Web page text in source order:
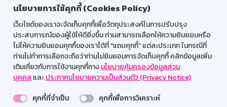
นโยบายการใช้คุกกี้ (Cookies Policy)
เว็บไซต์ของเราจะจัดเก็บคุกกี้เพื่อวัตถุประสงค์ในการปรับปรุง
ประสบการณ์ของผู้ใช้ให้ดียิ่งขึ้น ท่านสามารถเลือกให้ความยินยอมหรือ
ไม่ให้ความยินยอมคุกกี้ของเราได้ที่ "แถบคุกกี้” แต่ละประเภท ในกรณีที่
ท่านไม่ทำการเลือกจะถือว่าท่านไม่ยินยอมการจัดเก็บคุกกี้ คลิกข้อมูลเพิ่ม
เติมเกี่ยวกับการใช้งานคุกกี้ทางนโยบายคุ้มครองข้อมูลส่วน
บุคคล และประกาศนโยบายความเป็นส่วนตัว (Privacy Notice)
คุกกี้ที่จำเป็น
คุกกี้เพื่อการวิเคราะห์
GSB Society:
สำหรับพนักงาน
Web HR
GSB Wisdom
M-Search
เข้าสู่ระบบเน็ตเมล